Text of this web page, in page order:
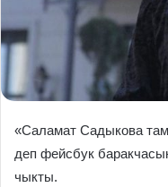
«Cаламат Садыкова
деп фейсбук
чыкты.